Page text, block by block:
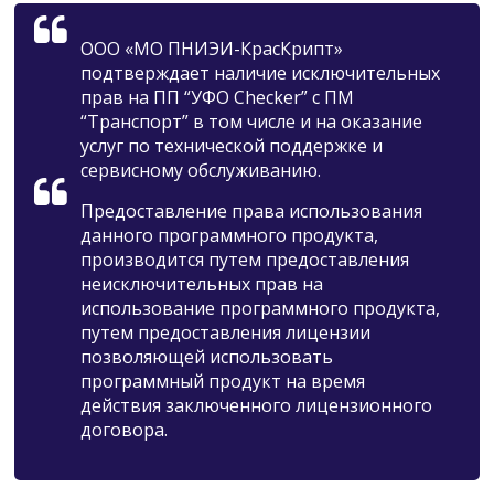
ООО «МО ПНИЭИ-КрасКрипт»
подтверждает наличие исключительных
прав на ПП “УФО Checker” с ПМ
“Транспорт” в том числе и на оказание
услуг по технической поддержке и
сервисному обслуживанию.
Предоставление права использования
данного программного продукта,
производится путем предоставления
неисключительных прав на
использование программного продукта,
путем предоставления лицензии
позволяющей использовать
программный продукт на время
действия заключенного лицензионного
договора.